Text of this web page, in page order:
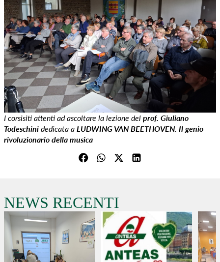
I corsisiti attenti ad ascoltare la lezione delprof. Giuliano
Todeschinidedicata aLUDWING VAN BEETHOVEN. Il genio
rivoluzionario della musica
NEWS RECENTI